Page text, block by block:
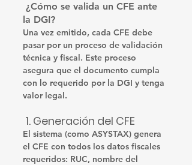
¿Cómo se valida un CFE ante
la DGI?
Una vez emitido, cada CFE debe
pasar por un proceso de validación
técnica y fiscal. Este proceso
asegura que el documento cumpla
con lo requerido por la DGI y tenga
valor legal.
1. Generación del CFE
El sistema (como ASYSTAX) genera
el CFE con todos los datos fiscales
requeridos: RUC, nombre del